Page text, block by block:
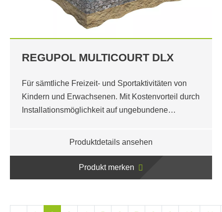
REGUPOL MULTICOURT DLX
Für sämtliche Freizeit- und Sportaktivitäten von
Kindern und Erwachsenen. Mit Kostenvorteil durch
Installationsmöglichkeit auf ungebundene…
Produktdetails ansehen
Produkt merken